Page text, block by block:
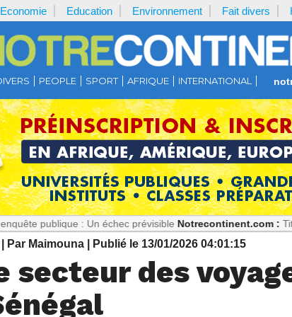
Economie Education Environnement Fait divers
PEOPLE SPORT AFRIQUE INTERNATIONAL
: Un échec prévisible Notrecontinent.com : Titi, ciblée
| Par Maimouna | Publié le 13/01/2026 04:01:15
secteur des